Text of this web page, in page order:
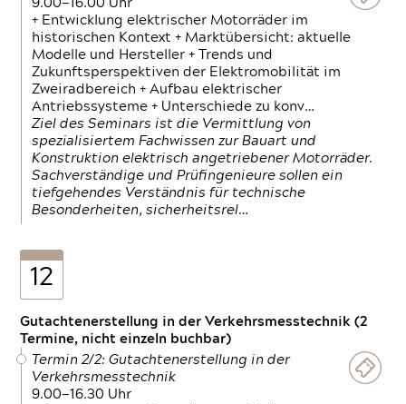
9.00—16.00 Uhr
+ Entwicklung elektrischer Motorräder im
historischen Kontext + Marktübersicht: aktuelle
Modelle und Hersteller + Trends und
Zukunftsperspektiven der Elektromobilität im
Zweiradbereich + Aufbau elektrischer
Antriebssysteme + Unterschiede zu konv…
Ziel des Seminars ist die Vermittlung von
spezialisiertem Fachwissen zur Bauart und
Konstruktion elektrisch angetriebener Motorräder.
Sachverständige und Prüfingenieure sollen ein
tiefgehendes Verständnis für technische
Besonderheiten, sicherheitsrel…
12
Gutachtenerstellung in der Verkehrsmesstechnik (2
Termine, nicht einzeln buchbar)
Termin 2/2: Gutachtenerstellung in der
Verkehrsmesstechnik
9.00—16.30 Uhr